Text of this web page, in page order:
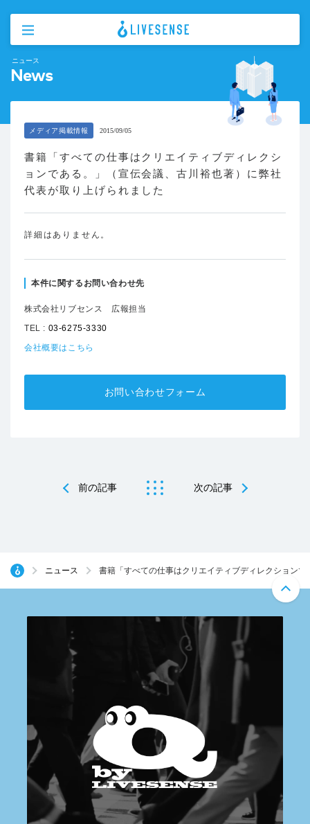
ニュース
News
メディア掲載情報 2015/09/05
書籍「すべての仕事はクリエイティブディレクシ
ョンである。」（宣伝会議、古川裕也著）に弊社
代表が取り上げられました
詳細はありません。
本件に関するお問い合わせ先
株式会社リブセンス 広報担当
TEL : 03-6275-3330
会社概要はこちら
お問い合わせフォーム
前の記事 次の記事
ニュース 書籍「すべての仕事はクリエイティブディレクション